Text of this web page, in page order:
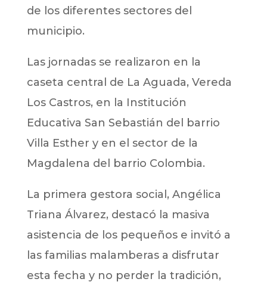
de los diferentes sectores del
municipio.
Las jornadas se realizaron en la
caseta central de La Aguada, Vereda
Los Castros, en la Institución
Educativa San Sebastián del barrio
Villa Esther y en el sector de la
Magdalena del barrio Colombia.
La primera gestora social, Angélica
Triana Álvarez, destacó la masiva
asistencia de los pequeños e invitó a
las familias malamberas a disfrutar
esta fecha y no perder la tradición,